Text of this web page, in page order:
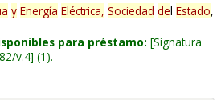
y Energía Eléctrica, Sociedad del Estado,
para préstamo: Signatura
v.4 (1).